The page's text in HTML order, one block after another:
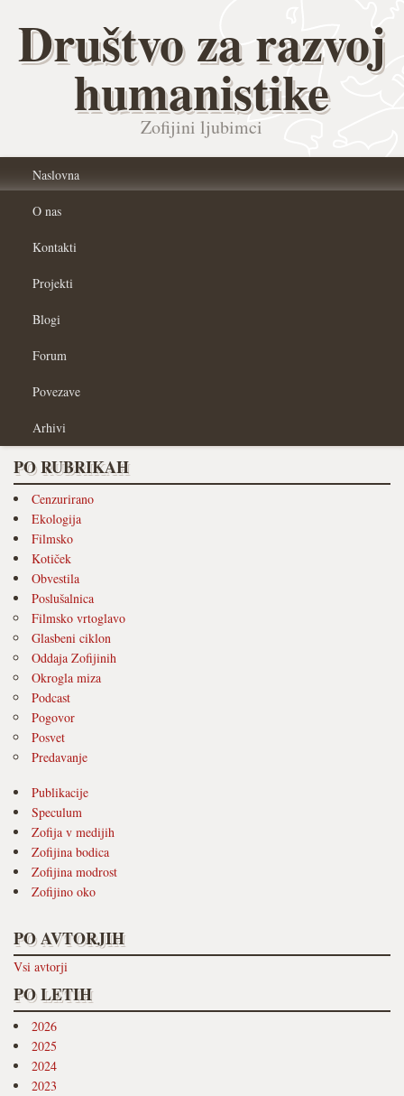
Društvo za razvoj
humanistike
Zofijini ljubimci
Naslovna
O nas
Kontakti
Projekti
Blogi
Forum
Povezave
Arhivi
PO RUBRIKAH
Cenzurirano
Ekologija
Filmsko
Kotiček
Obvestila
Poslušalnica
Filmsko vrtoglavo
Glasbeni ciklon
Oddaja Zofijinih
Okrogla miza
Podcast
Pogovor
Posvet
Predavanje
Publikacije
Speculum
Zofija v medijih
Zofijina bodica
Zofijina modrost
Zofijino oko
PO AVTORJIH
Vsi avtorji
PO LETIH
2026
2025
2024
2023